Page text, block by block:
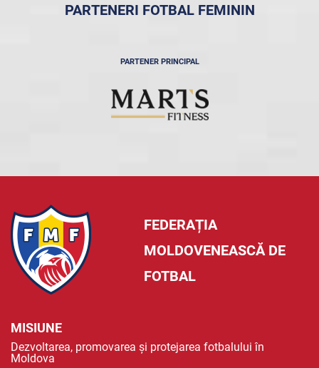
PARTENERI FOTBAL FEMININ
PARTENER PRINCIPAL
FEDERAȚIA
MOLDOVENEASCĂ DE
FOTBAL
MISIUNE
Dezvoltarea, promovarea și protejarea fotbalului în
Moldova